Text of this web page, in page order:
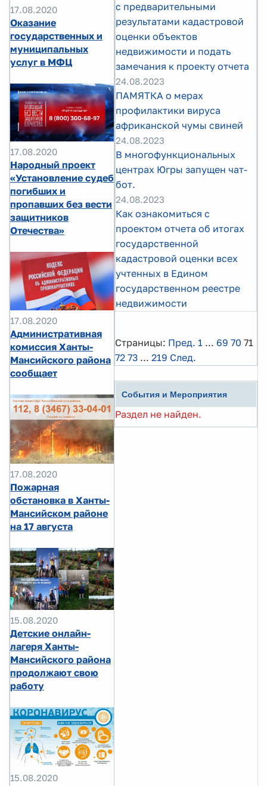
17.08.2020
Оказание
государственных и
муниципальных
услуг в МФЦ
17.08.2020
Народный проект
«Установление судеб
погибших и
пропавших без вести
защитников
Отечества»
17.08.2020
Административная
комиссия Ханты-
Мансийского района
сообщает
17.08.2020
Пожарная
обстановка в Ханты-
Мансийском районе
на 17 августа
15.08.2020
Детские онлайн-
лагеря Ханты-
Мансийского района
продолжают свою
работу
15.08.2020
с предварительными
результатами кадастровой
оценки объектов
недвижимости и подать
замечания к проекту отчета
24.08.2023
ПАМЯТКА о мерах
профилактики вируса
африканской чумы свиней
24.08.2023
В многофункциональных
центрах Югры запущен чат-
бот.
24.08.2023
Как ознакомиться с
проектом отчета об итогах
государственной
кадастровой оценки всех
учтенных в Едином
государственном реестре
недвижимости
Страницы: Пред. 1 ... 69 70 71
72 73 ... 219 След.
События и Мероприятия
Раздел не найден.